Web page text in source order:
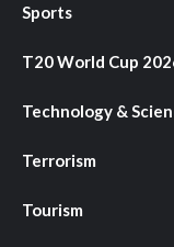
Sports
T20 World Cup
Technology &
Terrorism
Tourism